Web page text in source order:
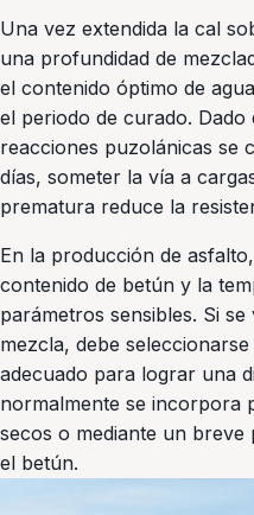
Una vez extendida la cal
una profundidad de
el contenido óptimo de
el periodo de curado.
reacciones puzolánicas se
días, someter la vía a
prematura reduce la
En la producción de
contenido de betún y la
parámetros sensibles. Si
mezcla, debe
adecuado para lograr una
normalmente se incorpora
secos o mediante un breve
el betún.